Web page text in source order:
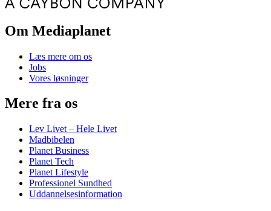
Om Mediaplanet
Læs mere om os
Jobs
Vores løsninger
Mere fra os
Lev Livet – Hele Livet
Madbibelen
Planet Business
Planet Tech
Planet Lifestyle
Professionel Sundhed
Uddannelsesinformation